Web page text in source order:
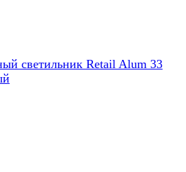
светильник Retail Alum 33